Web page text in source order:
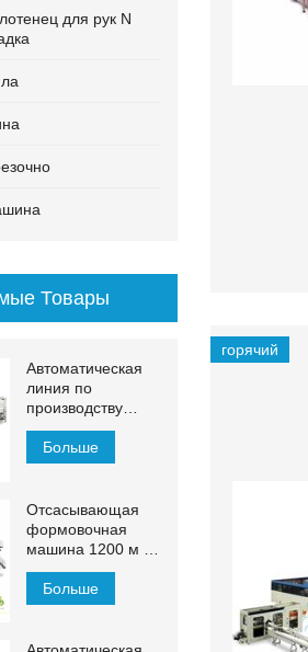
горячий
для рук N
Товары
Автоматическая
линия по
производству
бумажных
полотенец для
рук МДЖН-ПЛ
Больше
Отсасывающая
формовочная
машина 1200 м /
мин
Больше